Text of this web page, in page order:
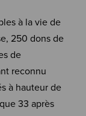
à la vie de
250 dons de
de
reconnu
à hauteur de
33 après